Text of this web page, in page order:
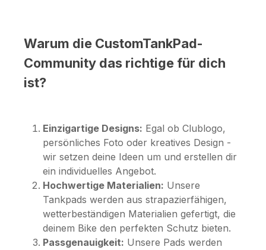
Warum die CustomTankPad-
Community das richtige für dich
ist?
Einzigartige Designs: Egal ob Clublogo,
persönliches Foto oder kreatives Design -
wir setzen deine Ideen um und erstellen dir
ein individuelles Angebot.
Hochwertige Materialien: Unsere
Tankpads werden aus strapazierfähigen,
wetterbeständigen Materialien gefertigt, die
deinem Bike den perfekten Schutz bieten.
Passgenauigkeit: Unsere Pads werden